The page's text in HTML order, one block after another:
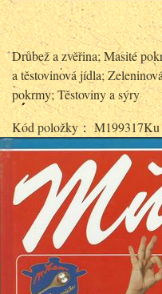
Drůbež a zvěřina; Masité
a těstovinová jídla;
pokrmy; Těstoviny a sýry
Kód položky： M199317Ku